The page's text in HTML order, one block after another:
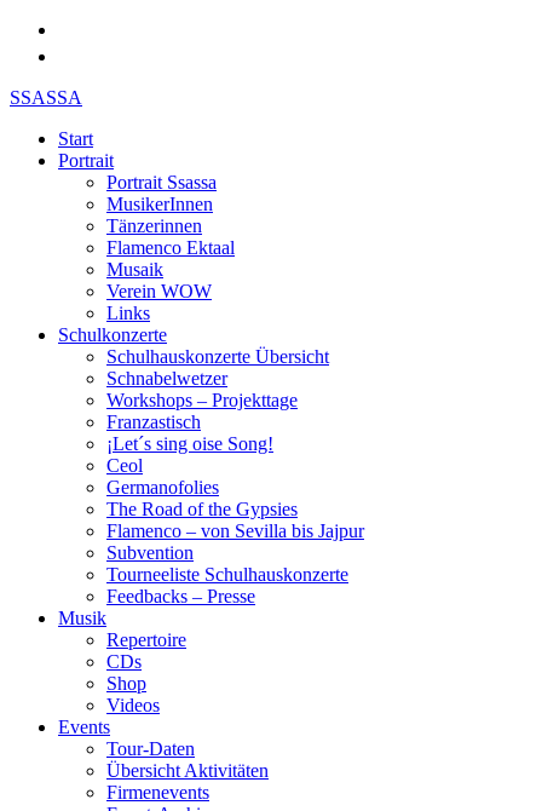
SSASSA
Start
Portrait
Portrait Ssassa
MusikerInnen
Tänzerinnen
Flamenco Ektaal
Musaik
Verein WOW
Links
Schulkonzerte
Schulhauskonzerte Übersicht
Schnabelwetzer
Workshops – Projekttage
Franzastisch
¡Let´s sing oise Song!
Ceol
Germanofolies
The Road of the Gypsies
Flamenco – von Sevilla bis Jajpur
Subvention
Tourneeliste Schulhauskonzerte
Feedbacks – Presse
Musik
Repertoire
CDs
Shop
Videos
Events
Tour-Daten
Übersicht Aktivitäten
Firmenevents